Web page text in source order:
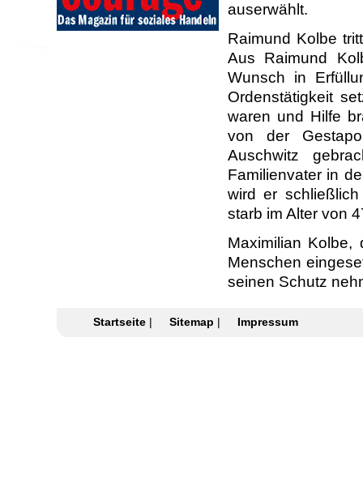
auserwählt.
Raimund Kolbe
Aus Raimund
Wunsch in
Ordenstätigkeit
waren und Hilfe
von der
Auschwitz
Familienvater in
wird er
starb im Alter von
Maximilian
Menschen
seinen Schutz
Startseite| Sitemap | Impressum